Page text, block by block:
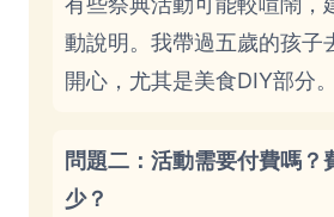
動說明。我帶過五歲的孩子
開心，尤其是美食DIY部分。
問題二：活動需要付費嗎？
少？